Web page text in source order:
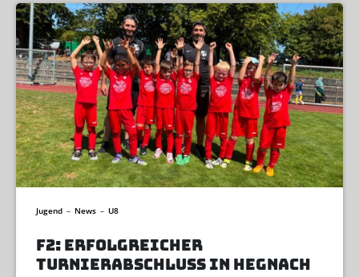
Jugend – News – U8
F2: ERFOLGREICHER
TURNIERABSCHLUSS IN HEGNACH